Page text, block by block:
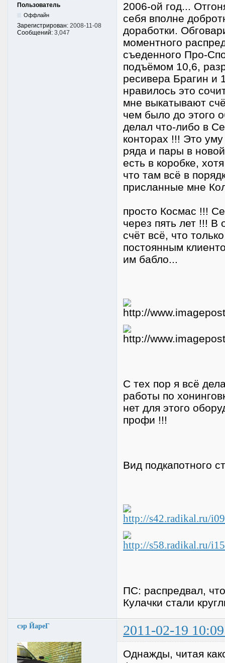
Пользователь
Оффлайн
Зарегистрирован: 2008-11-08
Сообщений: 3,047
2006-ой год...
себя вполне
доработки.
моментного
съеденного Про-
подъёмом 10,6,
ресивера Брагин и
нравилось это
мне выкатывают
чем было до этого
делал что-либо в
конторах !!! Это
ряда и пары в
есть в коробке,
что там всё в
присланные мне
просто Космас !!!
через пять лет !!!
счёт всё, что
постоянным
им бабло...
С тех пор я всё
работы по
нет для этого
профи !!!
Вид подкапотного
ПС: распредвал,
Кулачки стали
сэр ЙареГ 2011-02-19
Однажды, читая